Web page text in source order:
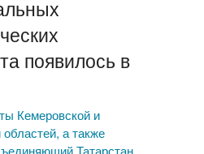
появилось в
Кемеровской и
а также
Татарстан,